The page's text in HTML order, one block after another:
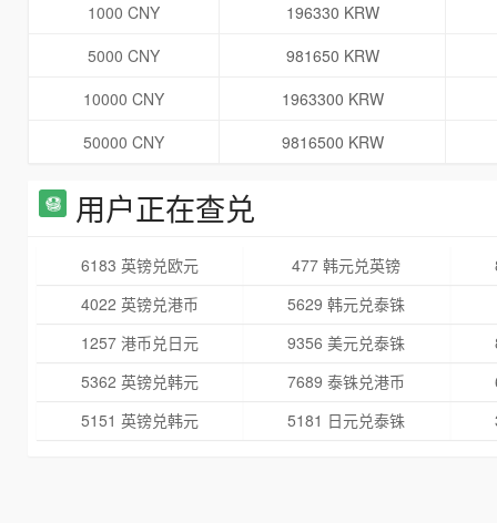
1000 CNY
196330 KRW
5000 CNY
981650 KRW
10000 CNY
1963300 KRW
50000 CNY
9816500 KRW
用户正在查兑
6183 英镑兑欧元 477 韩元兑英镑
4022 英镑兑港币
5629 韩元兑泰铢
1257 港币兑日元
9356 美元兑泰铢
5362 英镑兑韩元
7689 泰铢兑港币
5151 英镑兑韩元
5181 日元兑泰铢